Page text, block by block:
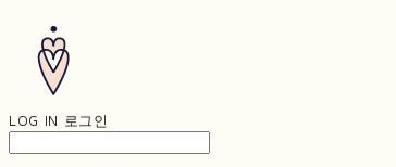
LOG IN 로그인